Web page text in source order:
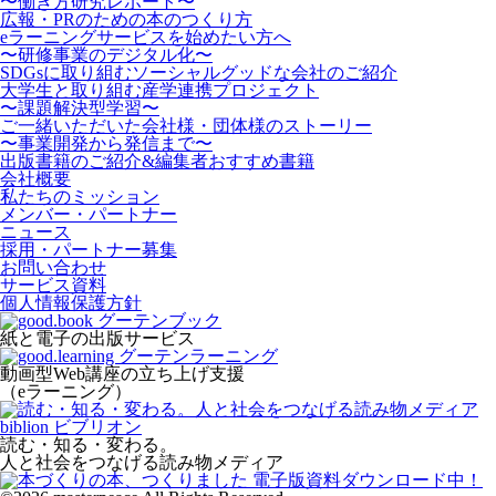
広報・PRのための本のつくり方
eラーニングサービスを始めたい方へ
〜研修事業のデジタル化〜
SDGsに取り組むソーシャルグッドな会社のご紹介
大学生と取り組む産学連携プロジェクト
〜課題解決型学習〜
ご一緒いただいた会社様・団体様のストーリー
〜事業開発から発信まで〜
出版書籍のご紹介&編集者おすすめ書籍
会社概要
私たちのミッション
メンバー・パートナー
ニュース
採用・パートナー募集
お問い合わせ
サービス資料
個人情報保護方針
紙と電子の出版サービス
動画型Web講座の立ち上げ支援
（eラーニング）
読む・知る・変わる。
人と社会をつなげる読み物メディア